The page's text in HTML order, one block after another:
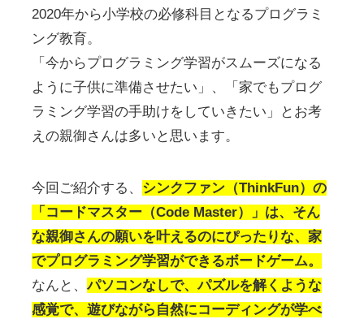
2020年から小学校の必修科目となるプログラミ
ング教育。
「今からプログラミング学習がスムーズになる
ように子供に準備させたい」、「家でもプログ
ラミング学習の手助けをしていきたい」とお考
えの親御さんは多いと思います。
今回ご紹介する、 シンクファン（ThinkFun）の
「コードマスター（Code Master）」は、そん
な親御さんの願いを叶えるのにぴったりな、家
でプログラミング学習ができるボードゲーム。
なんと、パソコンなしで、パズルを解くような
感覚で、遊びながら自然にコーディングが学べ